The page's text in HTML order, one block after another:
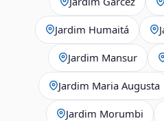
Jardim Humaitá
Jardim Mansur
Jardim Maria Augusta
Jardim Morumbi